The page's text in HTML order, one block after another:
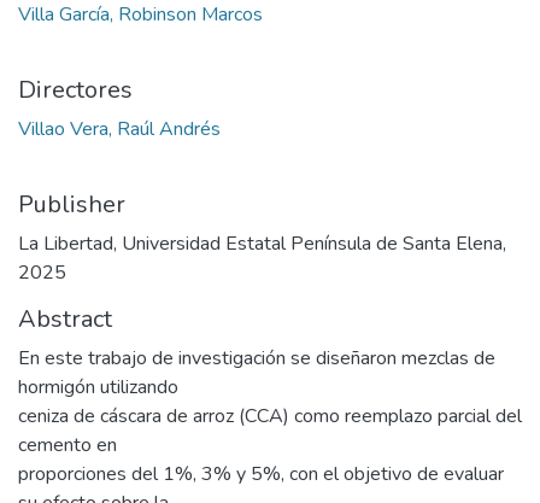
Villa García, Robinson Marcos
Directores
Villao Vera, Raúl Andrés
Publisher
La Libertad, Universidad Estatal Península de Santa Elena,
2025
Abstract
En este trabajo de investigación se diseñaron mezclas de
hormigón utilizando
ceniza de cáscara de arroz (CCA) como reemplazo parcial del
cemento en
proporciones del 1%, 3% y 5%, con el objetivo de evaluar